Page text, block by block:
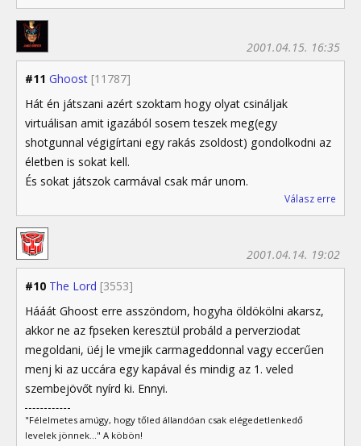
#11 Ghoost [11787]
2001.04.15. 16:35
Hát én játszani azért szoktam hogy olyat csináljak
virtuálisan amit igazából sosem teszek meg(egy
shotgunnal végigírtani egy rakás zsoldost) gondolkodni az
életben is sokat kell.
És sokat játszok carmával csak már unom.
Válasz erre
#10 The Lord [3553]
2001.04.14. 19:02
Hááát Ghoost erre asszöndom, hogyha öldökölni akarsz,
akkor ne az fpseken keresztül probáld a perverziodat
megoldani, üéj le vmejik carmageddonnal vagy eccerűen
menj ki az uccára egy kapával és mindig az 1. veled
szembejövőt nyírd ki. Ennyi.
"Félelmetes amúgy, hogy tőled állandóan csak elégedetlenkedő
levelek jönnek..." A köbön!